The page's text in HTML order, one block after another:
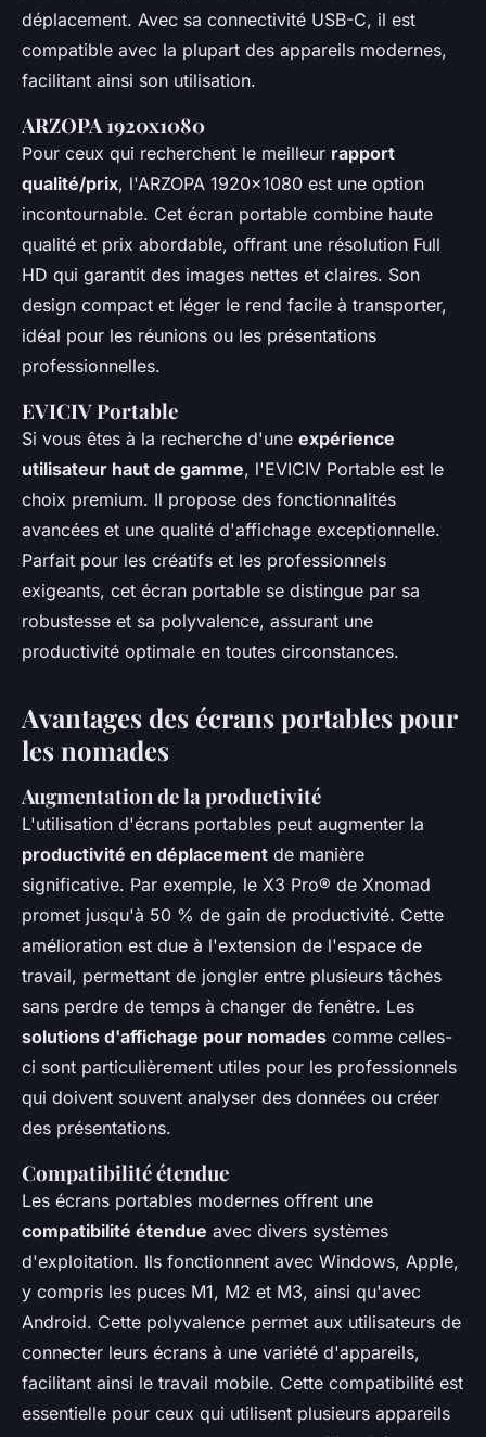
déplacement. Avec sa connectivité USB-C, il est
compatible avec la plupart des appareils modernes,
facilitant ainsi son utilisation.
ARZOPA 1920x1080
Pour ceux qui recherchent le meilleur rapport
qualité/prix, l'ARZOPA 1920x1080 est une option
incontournable. Cet écran portable combine haute
qualité et prix abordable, offrant une résolution Full
HD qui garantit des images nettes et claires. Son
design compact et léger le rend facile à transporter,
idéal pour les réunions ou les présentations
professionnelles.
EVICIV Portable
Si vous êtes à la recherche d'une expérience
utilisateur haut de gamme, l'EVICIV Portable est le
choix premium. Il propose des fonctionnalités
avancées et une qualité d'affichage exceptionnelle.
Parfait pour les créatifs et les professionnels
exigeants, cet écran portable se distingue par sa
robustesse et sa polyvalence, assurant une
productivité optimale en toutes circonstances.
Avantages des écrans portables pour
les nomades
Augmentation de la productivité
L'utilisation d'écrans portables peut augmenter la
productivité en déplacement de manière
significative. Par exemple, le X3 Pro® de Xnomad
promet jusqu'à 50 % de gain de productivité. Cette
amélioration est due à l'extension de l'espace de
travail, permettant de jongler entre plusieurs tâches
sans perdre de temps à changer de fenêtre. Les
solutions d'affichage pour nomades comme celles-
ci sont particulièrement utiles pour les professionnels
qui doivent souvent analyser des données ou créer
des présentations.
Compatibilité étendue
Les écrans portables modernes offrent une
compatibilité étendue avec divers systèmes
d'exploitation. Ils fonctionnent avec Windows, Apple,
y compris les puces M1, M2 et M3, ainsi qu'avec
Android. Cette polyvalence permet aux utilisateurs de
connecter leurs écrans à une variété d'appareils,
facilitant ainsi le travail mobile. Cette compatibilité est
essentielle pour ceux qui utilisent plusieurs appareils